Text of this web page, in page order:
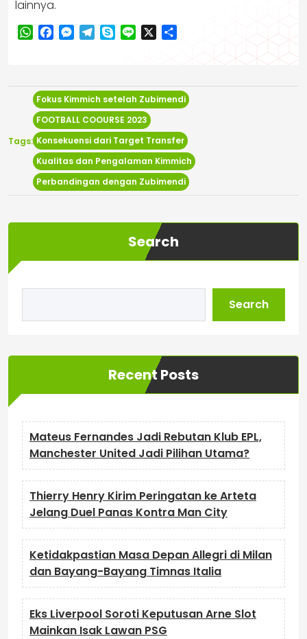
lainnya.
WhatsApp
Facebook
Messenger
Telegram
SkypeLine
Tags:
Fokus Kimmich setelah Zubimendi
FOOTBALL COOURSE 2023
Konsekuensi dari Target Transfer
Kualitas dan Pengalaman Kimmich
Perbandingan dengan Zubimendi
Search
Search
Recent Posts
Mateus Fernandes Jadi Rebutan Klub EPL,
Manchester United Jadi Pilihan Utama?
Thierry Henry Kirim Peringatan ke Arteta
Jelang Duel Panas Kontra Man City
Ketidakpastian Masa Depan Allegri di Milan
dan Bayang-Bayang Timnas Italia
Eks Liverpool Soroti Keputusan Arne Slot
Mainkan Isak Lawan PSG